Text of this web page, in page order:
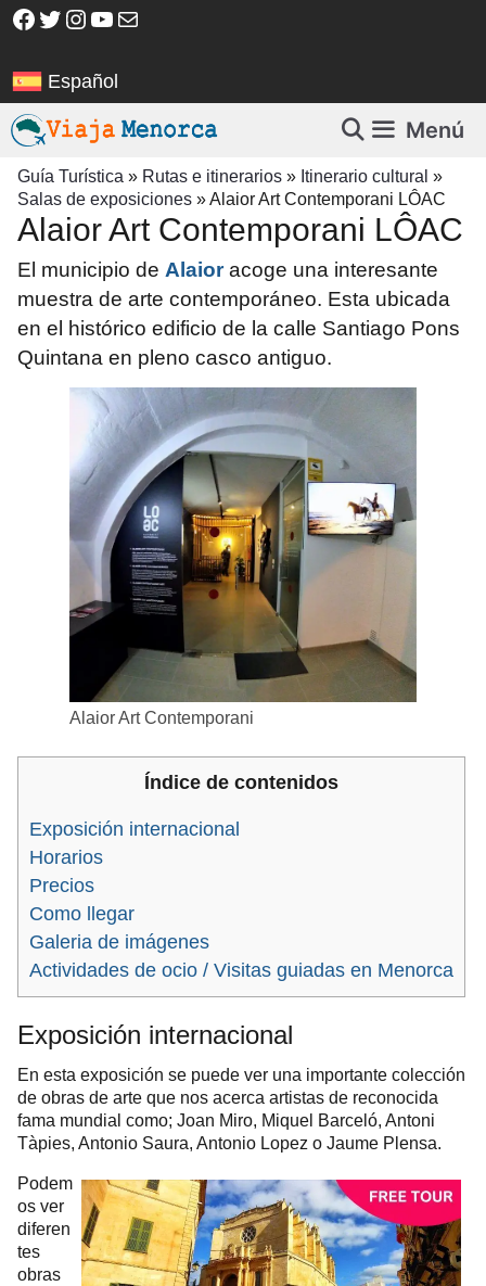
Saltar
Facebook
Twitter
Instagram
YouTube
Correo electrónico
Español
Menú
Guía Turística » Rutas e itinerarios » Itinerario cultural »
Salas de exposiciones »Alaior Art Contemporani LÔAC
Alaior Art Contemporani LÔAC
El municipio de Alaioracoge una interesante
muestra de arte contemporáneo. Esta ubicada
en el histórico edificio de la calle Santiago Pons
Quintana en pleno casco antiguo.
Alaior Art Contemporani
Índice de contenidos
Exposición internacional
Horarios
Precios
Como llegar
Galeria de imágenes
Actividades de ocio / Visitas guiadas en Menorca
Exposición internacional
En esta exposición se puede ver una importante colección
de obras de arte que nos acerca artistas de reconocida
fama mundial como; Joan Miro, Miquel Barceló, Antoni
Tàpies, Antonio Saura, Antonio Lopez o Jaume Plensa.
Podem
os ver
diferen
tes
obras